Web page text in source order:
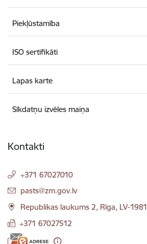
Piekļūstamība
ISO sertifikāti
Lapas karte
Sīkdatņu izvēles maiņa
Kontakti
+371 67027010
E-pasts:
pasts@zm.gov.lv
Republikas laukums 2, Rīga, LV-1981
+371 67027512